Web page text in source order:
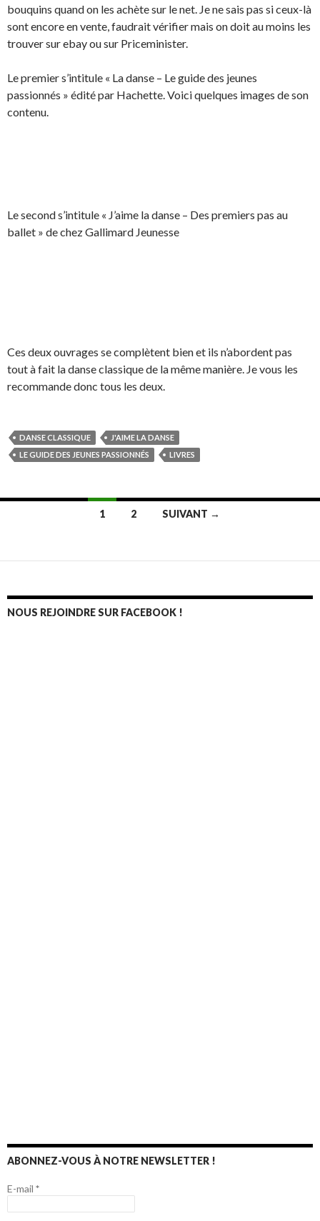
bouquins quand on les achète sur le net. Je ne sais pas si ceux-là
sont encore en vente, faudrait vérifier mais on doit au moins les
trouver sur ebay ou sur Priceminister.
Le premier s’intitule « La danse – Le guide des jeunes
passionnés » édité par Hachette. Voici quelques images de son
contenu.
Le second s’intitule « J’aime la danse – Des premiers pas au
ballet » de chez Gallimard Jeunesse
Ces deux ouvrages se complètent bien et ils n’abordent pas
tout à fait la danse classique de la même manière. Je vous les
recommande donc tous les deux.
DANSE CLASSIQUE
J'AIME LA DANSE
LE GUIDE DES JEUNES PASSIONNÉS
LIVRES
au
des
1 2 SUIVANT →
NOUS REJOINDRE SUR FACEBOOK !
ABONNEZ-VOUS À NOTRE NEWSLETTER !
E-mail *